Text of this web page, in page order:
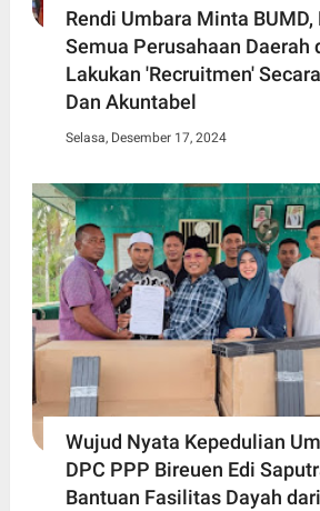
Rendi Umbara Minta BUMD,
Semua Perusahaan Daerah
Lakukan 'Recruitmen'
Dan Akuntabel
Selasa, Desember 17, 2024
Wujud Nyata Kepedulian
DPC PPP Bireuen Edi
Bantuan Fasilitas Dayah